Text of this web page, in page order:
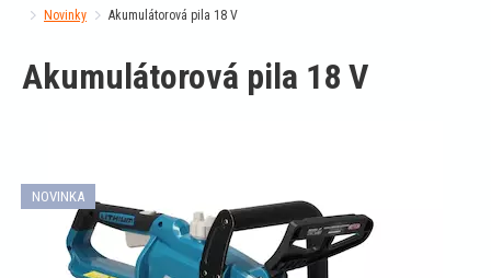
Novinky Akumulátorová pila 18 V
Akumulátorová pila 18 V
NOVINKA